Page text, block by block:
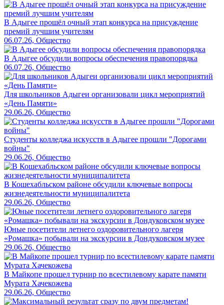
В Адыгее прошёл очный этап конкурса на присуждение
премий лучшим учителям
06.07.26, Общество
В Адыгее обсудили вопросы обеспечения правопорядка
06.07.26, Общество
Для школьников Адыгеи организовали цикл мероприятий
«День Памяти»
29.06.26, Общество
Студенты колледжа искусств в Адыгее прошли "Дорогами
войны"
29.06.26, Общество
В Кошехабльском районе обсудили ключевые вопросы
жизнедеятельности муниципалитета
29.06.26, Общество
Юные посетители летнего оздоровительного лагеря
«Ромашка» побывали на экскурсии в Дондуковском музее
29.06.26, Общество
В Майкопе прошел турнир по всестилевому карате памяти
Мурата Хачекожева
29.06.26, Общество